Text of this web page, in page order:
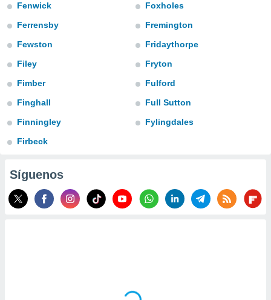
y
en
más
nuestra
de
disponible
Fenwick
Ferrensby
Fewston
Filey
Fimber
Finghall
Finningley
Firbeck
Foxholes
Fremington
Fridaythorpe
Fryton
Fulford
Full Sutton
Fylingdales
Síguenos